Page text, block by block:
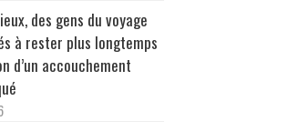
des gens du voyage
à rester plus longtemps
d’un accouchement